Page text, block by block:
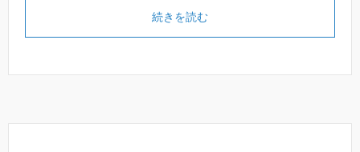
続きを読む